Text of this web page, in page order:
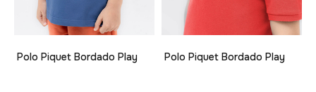
Polo Piquet Bordado Play Polo Piquet Bordado Play